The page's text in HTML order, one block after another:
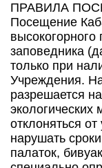
ПРАВИЛА
Посещение
высокогорного
заповедника
только при
Учреждения.
разрешается
экологических
отклоняться
нарушать
палаток,